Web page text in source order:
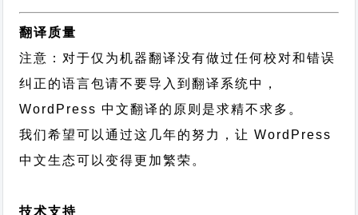
翻译质量
注意：对于仅为机器翻译没有做过任何校对和错误
纠正的语言包请不要导入到翻译系统中，
WordPress 中文翻译的原则 是求精不求多。
我们希望可以通过这几年的努力，让 WordPress
中文生态可以变得更加繁荣。
技术支持